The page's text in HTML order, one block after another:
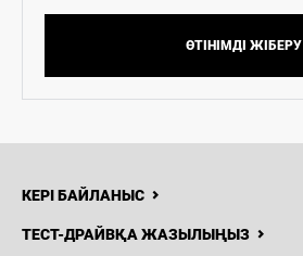
ӨТІНІМДІ ЖІБЕРУ
КЕРІ БАЙЛАНЫС
ТЕСТ-ДРАЙВҚА ЖАЗЫЛЫҢЫЗ